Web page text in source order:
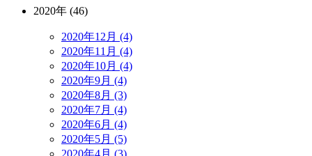
2020年 (46)
2020年12月 (4)
2020年11月 (4)
2020年10月 (4)
2020年9月 (4)
2020年8月 (3)
2020年7月 (4)
2020年6月 (4)
2020年5月 (5)